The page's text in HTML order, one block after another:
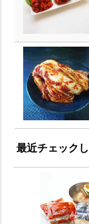
最近チェック